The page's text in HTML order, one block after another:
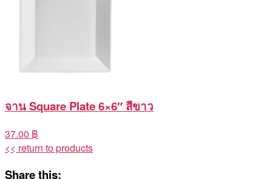
จาน Square Plate 6×6″ สีขาว
37.00 ฿
<< return to products
Share this: